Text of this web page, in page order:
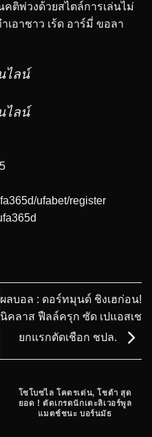
ติพ่วงด้วยสไตล์การเล่นไม่
เอาชาว เร้ด อาร์มี่ ขอลา
ไลน์
ไลน์
ufabet/register
ผลบอล : ดอร์ทมุนด์ ชิงเฮก่อน!
นิคลาส ฟืลล์ครุก ซัด เปแอสเช
ยกแรกตัดเชือก ชปล.
โซโบซไล โคตรเด่น, โชต้า สุด
ยอด ! ตัดเกรดนักเตะลิเวอร์พูล
แมตช์ชนะ บอร์นมัธ